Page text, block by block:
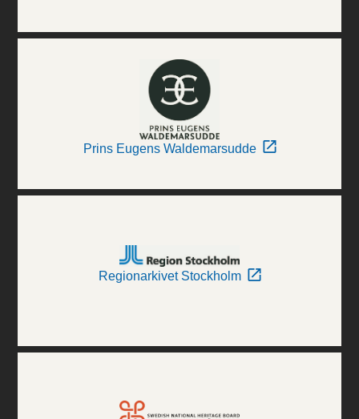
Prins Eugens Waldemarsudde
Regionarkivet Stockholm